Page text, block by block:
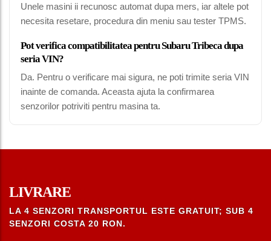
Unele masini ii recunosc automat dupa mers, iar altele pot
necesita resetare, procedura din meniu sau tester TPMS.
Pot verifica compatibilitatea pentru Subaru Tribeca dupa
seria VIN?
Da. Pentru o verificare mai sigura, ne poti trimite seria VIN
inainte de comanda. Aceasta ajuta la confirmarea
senzorilor potriviti pentru masina ta.
LIVRARE
LA 4 SENZORI TRANSPORTUL ESTE GRATUIT; SUB 4
SENZORI COSTA 20 RON.